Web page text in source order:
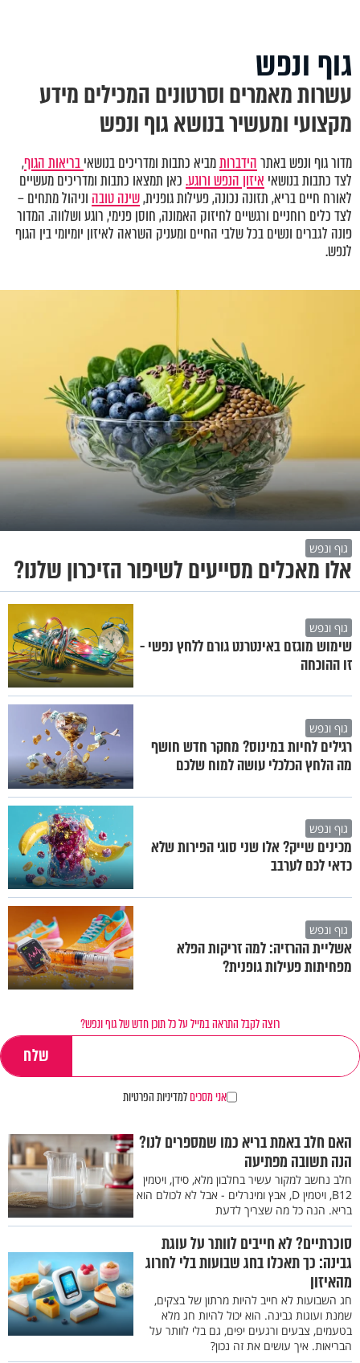
גוף ונפש
עשרות מאמרים וסרטונים המכילים מידע
מקצועי ומעשיר בנושא גוף ונפש
מדור גוף ונפש באתרהידברותמביא כתבות ומדריכים בנושאיבריאות הגוף,
לצד כתבות בנושאי איזון הנפש ורוגע.כאן תמצאו כתבות ומדריכים מעשיים
לאורח חיים בריא, תזונה נכונה, פעילות גופנית,שינה טובה וניהול מתחים –
לצד כלים רוחניים ורגשיים לחיזוק האמונה, חוסן פנימי, רוגע ושלווה. המדור
פונה לגברים ונשים בכל שלבי החיים ומעניק השראה לאיזון יומיומי בין הגוף
לנפש.
גוף ונפש
אלו מאכלים מסייעים לשיפור הזיכרון שלנו?
גוף ונפש
שימוש מוגזם באינטרנט גורם ללחץ נפשי -
זו ההוכחה
גוף ונפש
רגילים לחיות במינוס? מחקר חדש חושף
מה הלחץ הכלכלי עושה למוח שלכם
גוף ונפש
מכינים שייק? אלו שני סוגי הפירות שלא
כדאי לכם לערבב
גוף ונפש
אשליית ההרזיה: למה זריקות הפלא
מפחיתות פעילות גופנית?
רוצה לקבל התראה במייל על כל תוכן חדש של גוף ונפש?
אני מסכיםלמדיניות הפרטיות
האם חלב באמת בריא כמו שמספרים לנו?
הנה תשובה מפתיעה
חלב נחשב למקור עשיר בחלבון מלא, סידן, ויטמין
B12, ויטמין D, אבץ ומינרלים - אבל לא לכולם הוא
בריא. הנה כל מה שצריך לדעת
סוכרתיים? לא חייבים לוותר על עוגת
גבינה: כך תאכלו בחג שבועות בלי לחרוג
מהאיזון
חג השבועות לא חייב להיות מרתון של בצקים,
שמנת ועוגות גבינה. הוא יכול להיות חג מלא
בטעמים, צבעים ורגעים יפים, גם בלי לוותר על
הבריאות. איך עושים את זה נכון?